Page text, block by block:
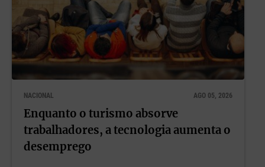
NACIONAL AGO 05, 2026
Enquanto o turismo absorve
trabalhadores, a tecnologia aumenta o
desemprego